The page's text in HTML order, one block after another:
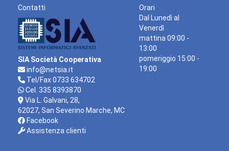
Contatti
SIA Società Cooperativa
info@netsia.it
Tel/Fax 0733 634702
Cel. 335 8393870
Via L. Galvani, 28,
62027, San Severino Marche, MC
Facebook
Assistenza clienti
Orari
Dal Lunedì al
Venerdì
mattina 09:00 -
13:00
pomeriggio 15:00 -
19:00